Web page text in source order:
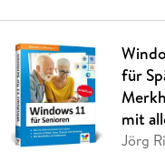
für
mit
Jörg